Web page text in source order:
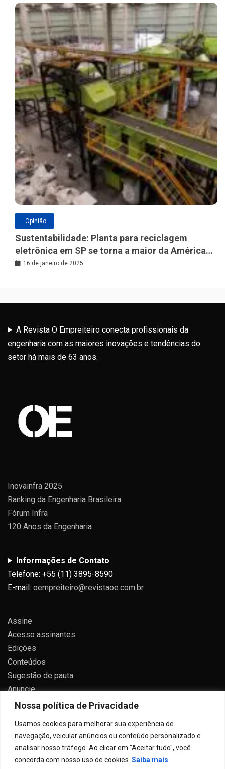
Nossa política de Privacidade
Usamos cookies para melhorar sua experiência de
navegação, veicular anúncios ou conteúdo personalizado e
analisar nosso tráfego. Ao clicar em "Aceitar tudo", você
concorda com nosso uso de cookies. Saiba mais
Opinião
Sustentabilidade: Planta para reciclagem
eletrônica em SP se torna a maior da América
Latina
16 de janeiro de 2025
A Revista O Empreiteiro conecta profissionais da
engenharia com as maiores inovações e tendências do
setor há mais de 63 anos.
Inovainfra 2025
Ranking da Engenharia Brasileira
Fórum Infra
120 Anos da Engenharia
Informações de Contato:
Telefone: +55 (11) 3895-8590
E-mail: oempreiteiro@revistaoe.com.br
Assine
Acesso assinantes
Edições
Conteúdos
Sugestão de pauta
Anuncie
Contato